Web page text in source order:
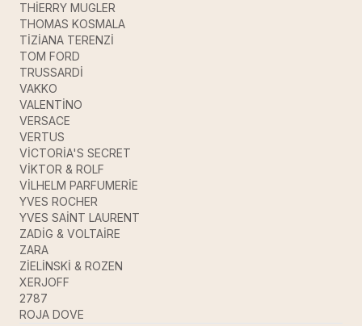
THİERRY MUGLER
THOMAS KOSMALA
TİZİANA TERENZİ
TOM FORD
TRUSSARDİ
VAKKO
VALENTİNO
VERSACE
VERTUS
VİCTORİA'S SECRET
VİKTOR & ROLF
VİLHELM PARFUMERİE
YVES ROCHER
YVES SAİNT LAURENT
ZADİG & VOLTAİRE
ZARA
ZİELİNSKİ & ROZEN
XERJOFF
2787
ROJA DOVE